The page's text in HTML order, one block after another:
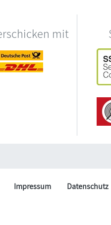
mit
Impressum Datenschutz